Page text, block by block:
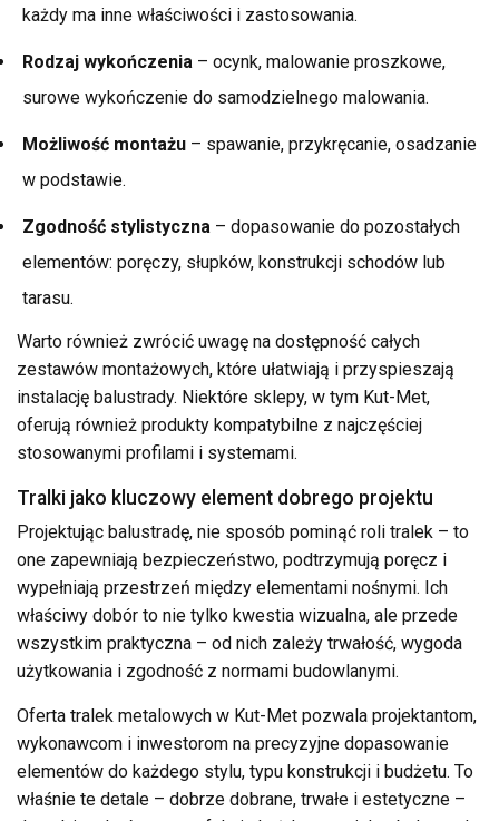
każdy ma inne właściwości i zastosowania.
Rodzaj wykończenia – ocynk, malowanie proszkowe,
surowe wykończenie do samodzielnego malowania.
Możliwość montażu – spawanie, przykręcanie, osadzanie
w podstawie.
Zgodność stylistyczna – dopasowanie do pozostałych
elementów: poręczy, słupków, konstrukcji schodów lub
tarasu.
Warto również zwrócić uwagę na dostępność całych
zestawów montażowych, które ułatwiają i przyspieszają
instalację balustrady. Niektóre sklepy, w tym Kut-Met,
oferują również produkty kompatybilne z najczęściej
stosowanymi profilami i systemami.
Tralki jako kluczowy element dobrego projektu
Projektując balustradę, nie sposób pominąć roli tralek – to
one zapewniają bezpieczeństwo, podtrzymują poręcz i
wypełniają przestrzeń między elementami nośnymi. Ich
właściwy dobór to nie tylko kwestia wizualna, ale przede
wszystkim praktyczna – od nich zależy trwałość, wygoda
użytkowania i zgodność z normami budowlanymi.
Oferta tralek metalowych w Kut-Met pozwala projektantom,
wykonawcom i inwestorom na precyzyjne dopasowanie
elementów do każdego stylu, typu konstrukcji i budżetu. To
właśnie te detale – dobrze dobrane, trwałe i estetyczne –